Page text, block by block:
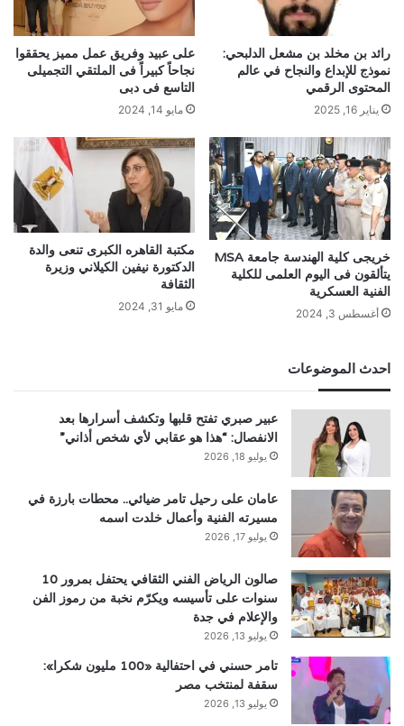
رائد بن مخلد بن مشعل الدلبحي:
نموذج للإبداع والنجاح في عالم
المحتوى الرقمي
يناير 16, 2025
على عبيد وفريق عمل مميز يحققوا
نجاحاً كبيراً فى الملتقي التجميلى
التاسع فى دبى
مايو 14, 2024
خريجى كلية الهندسة جامعة MSA
يتألقون فى اليوم العلمى للكلية
الفنية العسكرية
أغسطس 3, 2024
مكتبة القاهره الكبرى تنعى والدة
الدكتورة نيفين الكيلاني وزيرة
الثقافة
مايو 31, 2024
احدث الموضوعات
عبير صبري تفتح قلبها وتكشف أسرارها بعد
الانفصال: “هذا هو عقابي لأي شخص أذاني”
يوليو 18, 2026
عامان على رحيل تامر ضيائي.. محطات بارزة في
مسيرته الفنية وأعمال خلدت اسمه
يوليو 17, 2026
صالون الرياض الفني الثقافي يحتفل بمرور 10
سنوات على تأسيسه ويكرّم نخبة من رموز الفن
والإعلام في جدة
يوليو 13, 2026
تامر حسني في احتفالية «100 مليون شكرا»:
سقفة لمنتخب مصر
يوليو 13, 2026